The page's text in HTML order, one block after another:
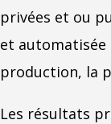
privées et ou
et
production, la
Les résultats